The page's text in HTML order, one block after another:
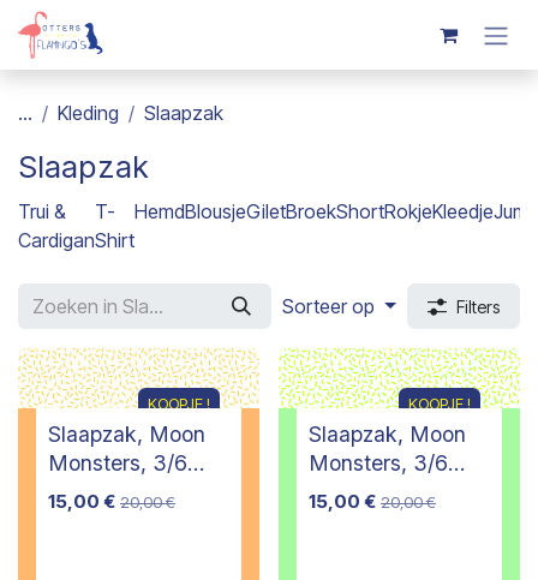
Overslaan naar inhoud
... Kleding Slaapzak
Slaapzak
Trui &
Cardigan
T-
Shirt
HemdBlousjeGiletBroekShortRokjeKleedje
Sorteer op Filters
KOOPJE !
Slaapzak, Moon
Monsters, 3/6
maanden
15,00 € 20,00€
KOOPJE !
Slaapzak, Moon
Monsters, 3/6
maanden
15,00 € 20,00€